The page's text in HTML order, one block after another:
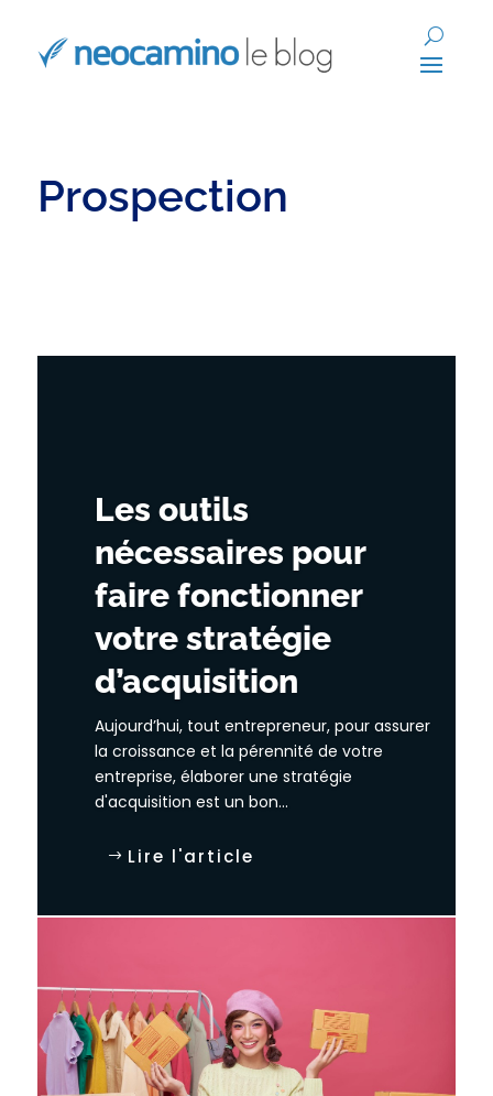
Prospection
Les outils
nécessaires pour
faire fonctionner
votre stratégie
d’acquisition
Aujourd’hui, tout entrepreneur, pour assurer
la croissance et la pérennité de votre
entreprise, élaborer une stratégie
d'acquisition est un bon...
Lire l'article